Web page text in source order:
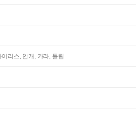
리스, 안개, 카라, 튤립